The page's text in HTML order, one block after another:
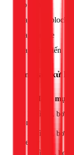
treo tường)
Thay tụ đề block
Thay remote
Thay cảm biến
Bơm gas, xử lý
Hạng mục
Xử lý xì tán, bơm
Mono
Xử lý xì tán, bơm
Inverter
Xử lý xì dàn, bơm